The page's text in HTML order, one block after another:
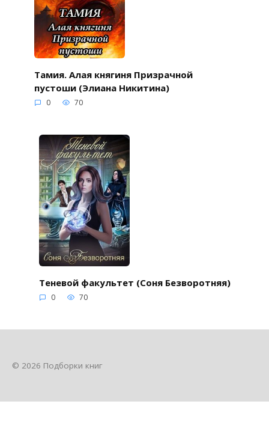
Тамия. Алая княгиня Призрачной
пустоши (Элиана Никитина)
0 70
Теневой факультет (Соня Безворотняя)
0 70
© 2026 Подборки книг